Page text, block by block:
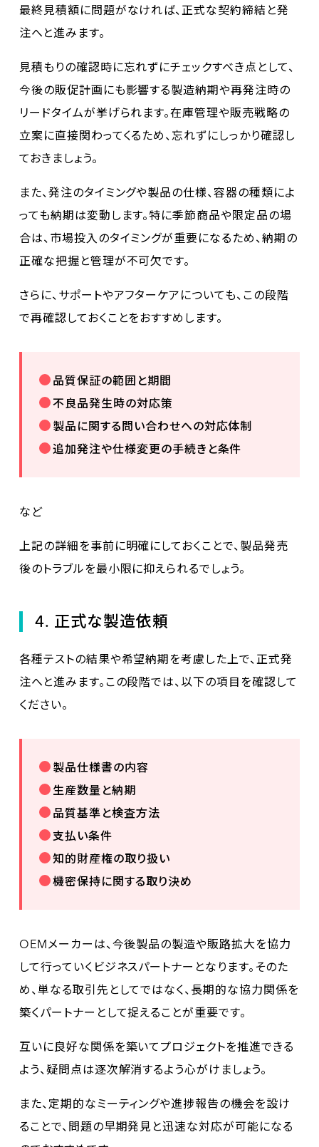
最終見積額に問題がなければ、正式な契約締結と発
注へと進みます。
見積もりの確認時に忘れずにチェックすべき点として、
今後の販促計画にも影響する製造納期や再発注時の
リードタイムが挙げられます。在庫管理や販売戦略の
立案に直接関わってくるため、忘れずにしっかり確認し
ておきましょう。
また、発注のタイミングや製品の仕様、容器の種類によ
っても納期は変動します。特に季節商品や限定品の場
合は、市場投入のタイミングが重要になるため、納期の
正確な把握と管理が不可欠です。
さらに、サポートやアフターケアについても、この段階
で再確認しておくことをおすすめします。
品質保証の範囲と期間
不良品発生時の対応策
製品に関する問い合わせへの対応体制
追加発注や仕様変更の手続きと条件
など
上記の詳細を事前に明確にしておくことで、製品発売
後のトラブルを最小限に抑えられるでしょう。
4. 正式な製造依頼
各種テストの結果や希望納期を考慮した上で、正式発
注へと進みます。この段階では、以下の項目を確認して
ください。
製品仕様書の内容
生産数量と納期
品質基準と検査方法
支払い条件
知的財産権の取り扱い
機密保持に関する取り決め
OEMメーカーは、今後製品の製造や販路拡大を協力
して行っていくビジネスパートナーとなります。そのた
め、単なる取引先としてではなく、長期的な協力関係を
築くパートナーとして捉えることが重要です。
互いに良好な関係を築いてプロジェクトを推進できる
よう、疑問点は逐次解消するよう心がけましょう。
また、定期的なミーティングや進捗報告の機会を設け
ることで、問題の早期発見と迅速な対応が可能になる